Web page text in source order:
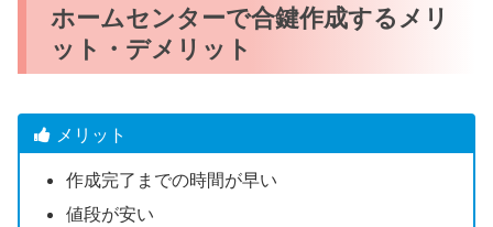
ホームセンターで合鍵作成するメリ
ット・デメリット
メリット
作成完了までの時間が早い
値段が安い